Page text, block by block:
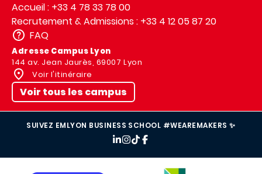
Accueil : +33 4 78 33 78 00
Recrutement & Admissions : +33 4 12 05 87 20
FAQ
Adresse Campus Lyon
144 av. Jean Jaurès, 69007 Lyon
Voir l'itinéraire
Voir tous les campus
SUIVEZ EMLYON BUSINESS SCHOOL #WEAREMAKERS ✨